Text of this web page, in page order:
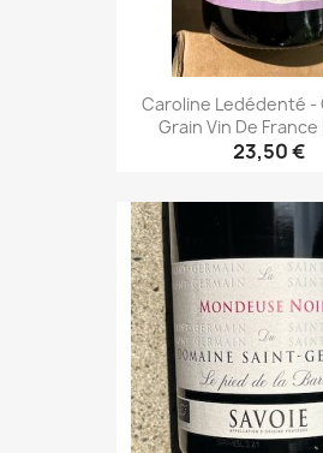
Caroline Ledédenté -
Grain Vin De France
23,50 €